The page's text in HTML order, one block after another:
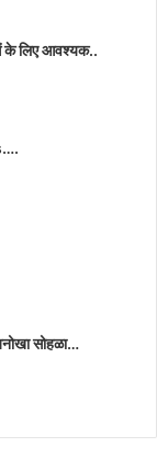
के लिए आवश्यक..
सोहळा…